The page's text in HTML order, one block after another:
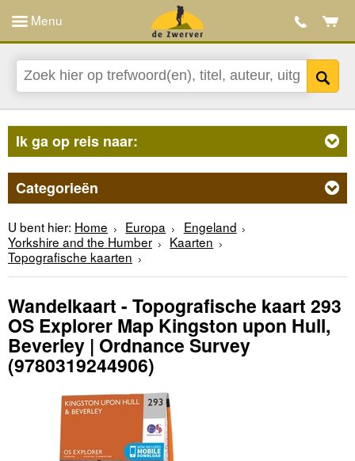
Menu
Ik ga op reis naar:
Categorieën
U bent hier: Home Europa
Engeland
Yorkshire and the Humber
Kaarten
Topografische kaarten
Wandelkaart - Topografische kaart 293
OS Explorer Map Kingston upon Hull,
Beverley | Ordnance Survey
(9780319244906)